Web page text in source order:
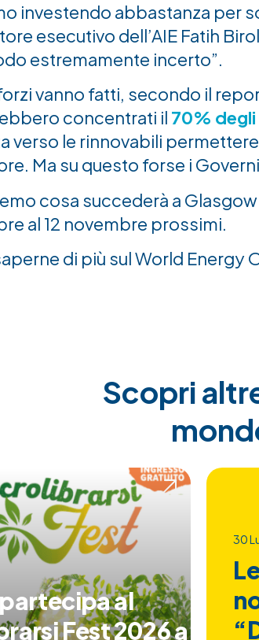
investendo abbastanza per
esecutivo dell’AIE Fatih
estremamente incerto”.
vanno fatti, secondo il
concentrati il 70%
verso le rinnovabili
Ma su questo forse i
cosa succederà a Glasgow
al 12 novembre prossimi.
di più sul World Energy
Scopri
al
Fest 2026 a
30